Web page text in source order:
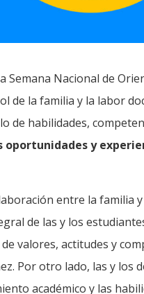
Semana Nacional de
de la familia y la labor
de habilidades,
oportunidades y
entre la familia
de las y los
valores, actitudes y
Por otro lado, las y los
académico y las